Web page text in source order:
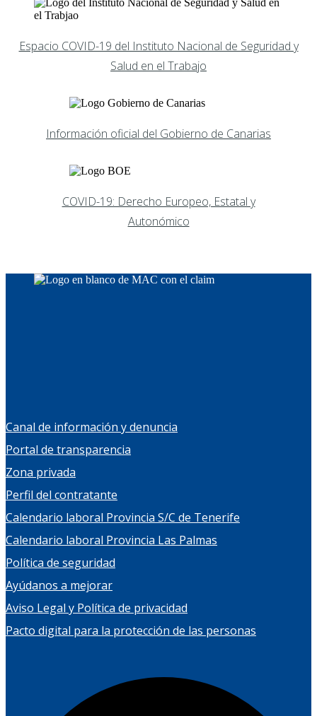
Espacio COVID-19 del Instituto Nacional de Seguridad y
Salud en el Trabajo
Información oficial del Gobierno de Canarias
COVID-19: Derecho Europeo, Estatal y
Autonómico
Canal de información y denuncia
Portal de transparencia
Zona privada
Perfil del contratante
Calendario laboral Provincia S/C de Tenerife
Calendario laboral Provincia Las Palmas
Política de seguridad
Ayúdanos a mejorar
Aviso Legal y Política de privacidad
Pacto digital para la protección de las personas